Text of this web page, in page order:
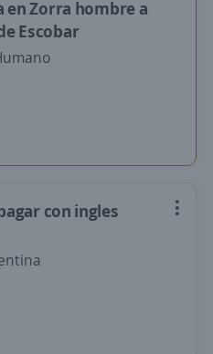
en Zorra hombre a
Escobar
con ingles